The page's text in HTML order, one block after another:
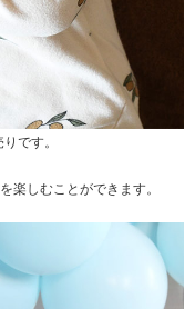
です。
楽しむことができます。